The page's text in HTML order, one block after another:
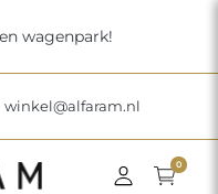
wagenpark!
winkel@alfaram.nl
0